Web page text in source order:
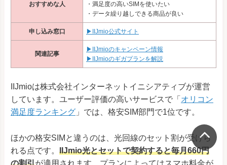
おすすめな人
・満足度の高いSIMを使いたい
・データ繰り越しできる商品が良い
申し込み窓口 ▶IIJmio公式サイト
関連記事
▶IIJmioのキャンペーン情報
▶IIJmioのギガプランを解説
IIJmioは株式会社インターネットイニシアティブが運営
しています。ユーザー評価の高いサービスで「 オリコン
満足度ランキング 」では、格安SIM部門で1位です。
ほかの格安SIMと違うのは、光回線のセット割が受けら
れる点です。 IIJmio光とセットで契約すると毎月660円
の割引が適用されます。プランによってはスマホ料金が